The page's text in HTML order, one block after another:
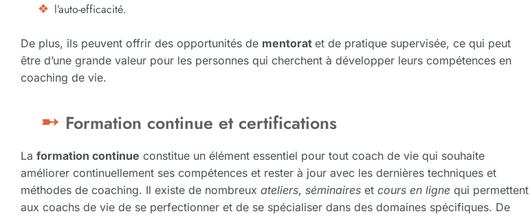
l’auto-efficacité.
De plus, ils peuvent offrir des opportunités de mentorat et de pratique supervisée, ce qui peut
être d’une grande valeur pour les personnes qui cherchent à développer leurs compétences en
coaching de vie.
Formation continue et certifications
La formation continue constitue un élément essentiel pour tout coach de vie qui souhaite
améliorer continuellement ses compétences et rester à jour avec les dernières techniques et
méthodes de coaching. Il existe de nombreux ateliers, séminaires et cours en ligne qui permettent
aux coachs de vie de se perfectionner et de se spécialiser dans des domaines spécifiques. De